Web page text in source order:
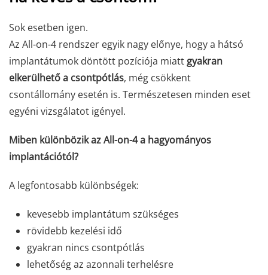
Sok esetben igen.
Az All-on-4 rendszer egyik nagy előnye, hogy a hátsó
implantátumok döntött pozíciója miatt gyakran
elkerülhető a csontpótlás, még csökkent
csontállomány esetén is. Természetesen minden eset
egyéni vizsgálatot igényel.
Miben különbözik az All-on-4 a hagyományos
implantációtól?
A legfontosabb különbségek:
kevesebb implantátum szükséges
rövidebb kezelési idő
gyakran nincs csontpótlás
lehetőség az azonnali terhelésre